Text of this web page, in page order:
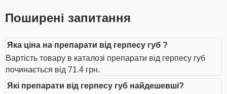
Поширені запитання
Яка ціна на препарати від герпесу губ ?
Вартість товару в каталозі препарати від герпесу губ
починається від 71.4 грн.
Які препарати від герпесу губ найдешевші?